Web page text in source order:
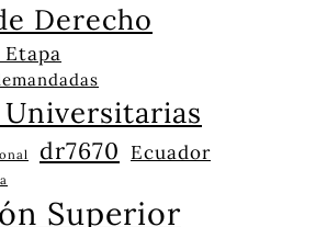
Derecho
dr7670 Ecuador
Superior